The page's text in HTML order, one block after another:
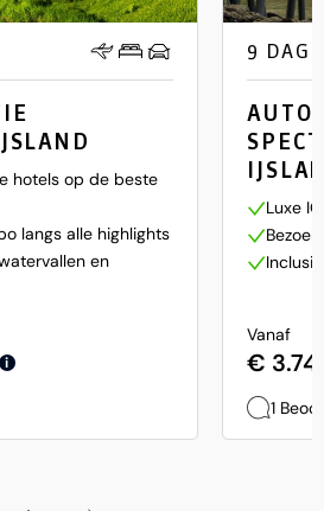
hotels op de beste
langs alle highlights
en
i
9
Luxe
Vanaf
€
1